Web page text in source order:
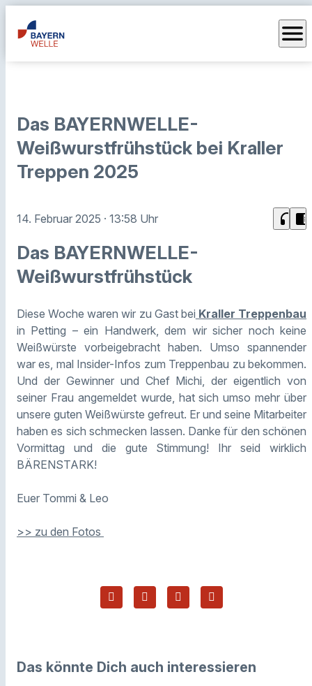
menu
Das BAYERNWELLE-
Weißwurstfrühstück bei Kraller
Treppen 2025
14. Februar 2025 · 13:58 Uhr headphones chrome_reader_mode
Das BAYERNWELLE-
Weißwurstfrühstück
Diese Woche waren wir zu Gast bei Kraller Treppenbau
in Petting – ein Handwerk, dem wir sicher noch keine
Weißwürste vorbeigebracht haben. Umso spannender
war es, mal Insider-Infos zum Treppenbau zu bekommen.
Und der Gewinner und Chef Michi, der eigentlich von
seiner Frau angemeldet wurde, hat sich umso mehr über
unsere guten Weißwürste gefreut. Er und seine Mitarbeiter
haben es sich schmecken lassen. Danke für den schönen
Vormittag und die gute Stimmung! Ihr seid wirklich
BÄRENSTARK!
Euer Tommi & Leo
>> zu den Fotos
Das könnte Dich auch interessieren